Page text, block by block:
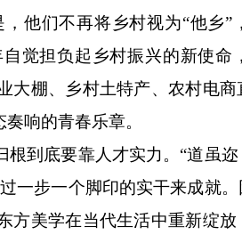
他们不再将乡村视为“他乡”
觉担负起乡村振兴的新使命
棚、乡村土特产、农村电商
响的青春乐章。
底要靠人才实力。“道虽迩
一步一个脚印的实干来成就
方美学在当代生活中重新绽